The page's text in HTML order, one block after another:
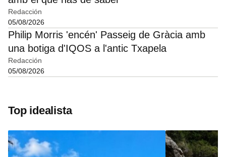
Redacción
05/08/2026
Philip Morris 'encén' Passeig de Gràcia amb
una botiga d'IQOS a l'antic Txapela
Redacción
05/08/2026
Top idealista